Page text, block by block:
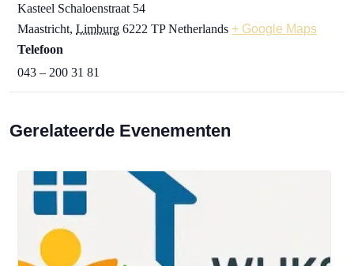
Kasteel Schaloenstraat 54
Maastricht, Limburg 6222 TP Netherlands + Google Maps
Telefoon
043 – 200 31 81
Gerelateerde Evenementen